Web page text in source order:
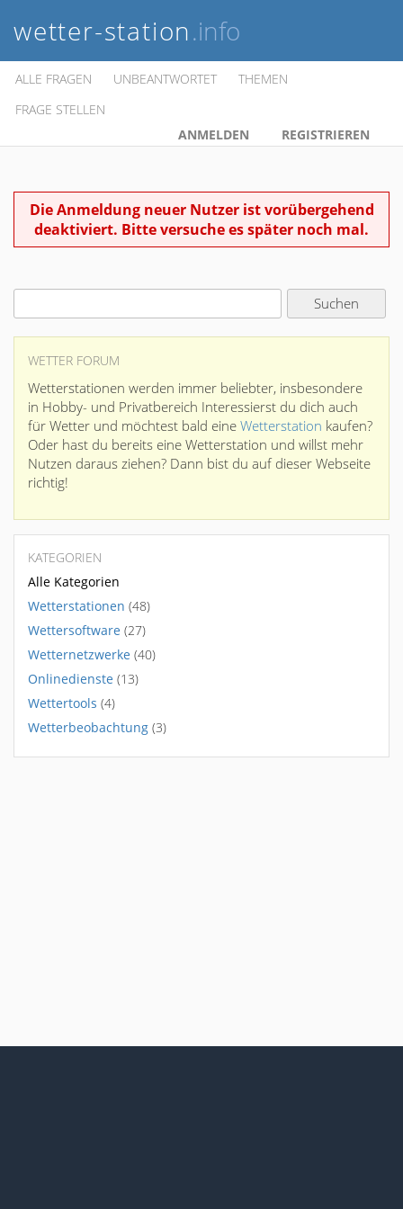
wetter-station.info
ALLE FRAGEN UNBEANTWORTET
THEMEN
FRAGE STELLEN
ANMELDEN
REGISTRIEREN
Die Anmeldung neuer Nutzer ist vorübergehend
deaktiviert. Bitte versuche es später noch mal.
WETTER FORUM
Wetterstationen werden immer beliebter, insbesondere
in Hobby- und Privatbereich Interessierst du dich auch
für Wetter und möchtest bald eine Wetterstation kaufen?
Oder hast du bereits eine Wetterstation und willst mehr
Nutzen daraus ziehen? Dann bist du auf dieser Webseite
richtig!
KATEGORIEN
Alle Kategorien
Wetterstationen (48)
Wettersoftware (27)
Wetternetzwerke (40)
Onlinedienste (13)
Wettertools (4)
Wetterbeobachtung (3)